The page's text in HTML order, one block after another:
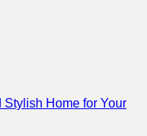
Home for Your